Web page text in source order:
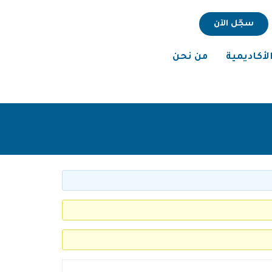
سجّل الآن
من نحن